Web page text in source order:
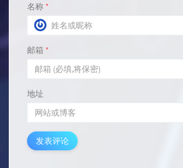
名称 *
邮箱 *
地址
发表评论